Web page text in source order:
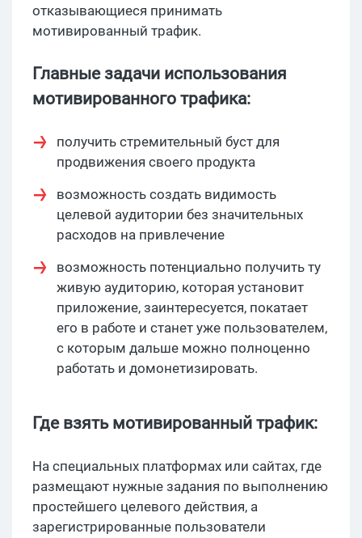
отказывающиеся принимать
мотивированный трафик.
Главные задачи использования
мотивированного трафика:
получить стремительный буст для
продвижения своего продукта
возможность создать видимость
целевой аудитории без значительных
расходов на привлечение
возможность потенциально получить ту
живую аудиторию, которая установит
приложение, заинтересуется, покатает
его в работе и станет уже пользователем,
с которым дальше можно полноценно
работать и домонетизировать.
Где взять мотивированный трафик:
На специальных платформах или сайтах, где
размещают нужные задания по выполнению
простейшего целевого действия, а
зарегистрированные пользователи